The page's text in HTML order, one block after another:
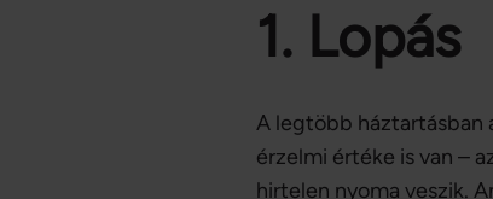
1. Lopás
A legtöbb háztartásban
érzelmi értéke is van –
hirtelen nyoma veszik.